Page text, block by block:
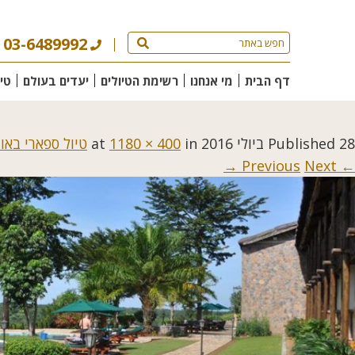
03-6489992
דף הבית מי אנחנו רשימת הטיולים יעדים בעולם
Published 28 ביולי 2016 1180 × 400 in
טיול ספארי
← Previous
Next →